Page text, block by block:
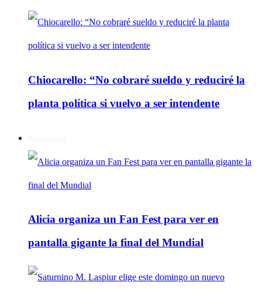
Chiocarello: “No cobraré sueldo y reduciré la
planta política si vuelvo a ser intendente
Alicia organiza un Fan Fest para ver en
pantalla gigante la final del Mundial